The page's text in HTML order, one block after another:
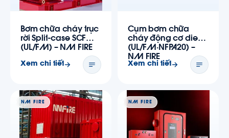
Bơm chữa cháy trục
rời Split-case SCF
(UL/FM) – NM FIRE
Xem chi tiết
Cụm bơm chữa
cháy động cơ diesel
(UL/FM·NFPA20) –
NM FIRE
Xem chi tiết
NM FIRE NM FIRE